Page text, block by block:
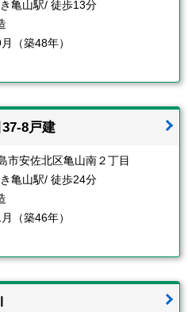
亀山駅/ 徒歩13分
（築48年）
8戸建
市安佐北区亀山南２丁目
亀山駅/ 徒歩24分
（築46年）